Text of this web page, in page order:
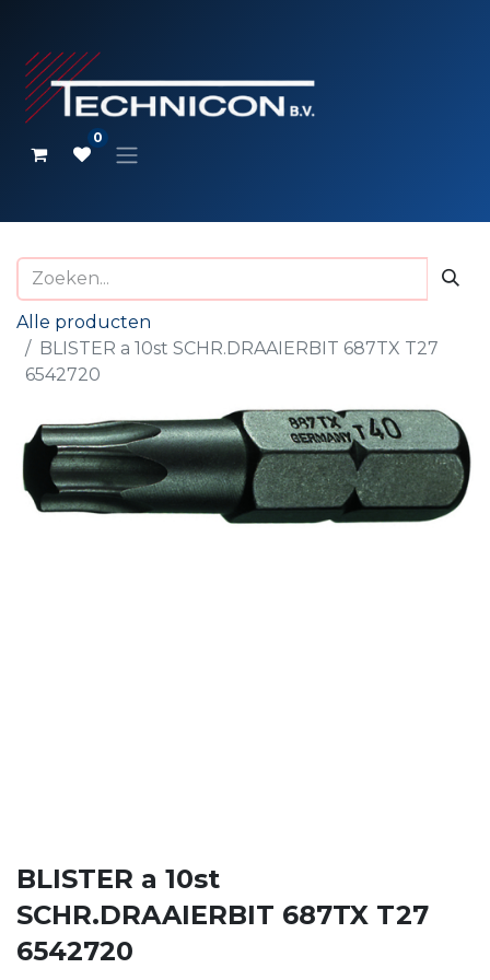
0
Alle producten
BLISTER a 10st SCHR.DRAAIERBIT 687TX T27
6542720
BLISTER a 10st
SCHR.DRAAIERBIT 687TX T27
6542720